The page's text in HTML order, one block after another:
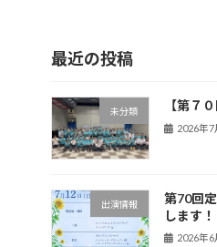
最近の投稿
未分類 【第７
2026年7
出演情報
第70回
します！
2026年6